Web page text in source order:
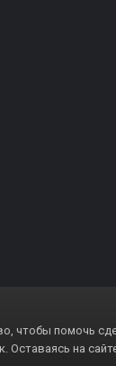
чтобы помочь
Оставаясь на